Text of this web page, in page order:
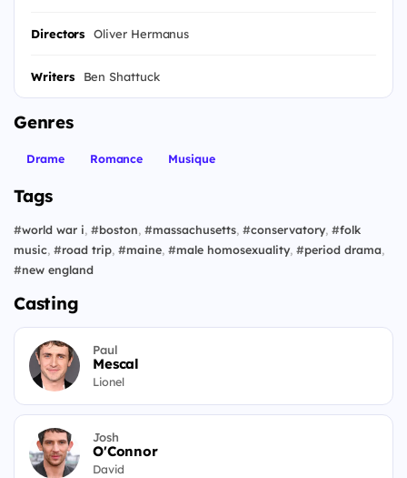
Directors Oliver Hermanus
Writers Ben Shattuck
Genres
Drame Romance Musique
Tags
#world war i, #boston, #massachusetts, #conservatory, #folk
music, #road trip, #maine, #male homosexuality, #period drama,
#new england
Casting
Paul
Mescal
Lionel
Josh
O'Connor
David